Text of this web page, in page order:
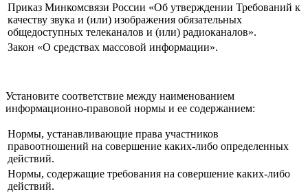
Приказ Минкомсвязи России «Об утверждении Требований к
качеству звука и (или) изображения обязательных
общедоступных телеканалов и (или) радиоканалов».
Закон «О средствах массовой информации».
Установите соответствие между наименованием
информационно-правовой нормы и ее содержанием:
Нормы, устанавливающие права участников
правоотношений на совершение каких-либо определенных
действий.
Нормы, содержащие требования на совершение каких-либо
действий.